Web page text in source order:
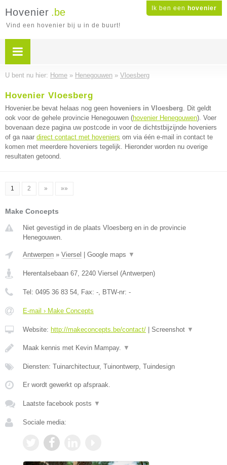
Ik ben een hovenier
Hovenier .be
Vind een hovenier bij u in de buurt!
U bent nu hier: Home » Henegouwen » Vloesberg
Hovenier Vloesberg
Hovenier.be bevat helaas nog geen hoveniers in Vloesberg. Dit geldt
ook voor de gehele provincie Henegouwen (hovenier Henegouwen). Voer
bovenaan deze pagina uw postcode in voor de dichtstbijzijnde hoveniers
of ga naar direct contact met hoveniers om via één e-mail in contact te
komen met meerdere hoveniers tegelijk. Hieronder worden nu overige
resultaten getoond.
1 2 » »»
Make Concepts
Niet gevestigd in de plaats Vloesberg en in de provincie
Henegouwen.
Antwerpen » Viersel Google maps ▼
Herentalsebaan 67, 2240 Viersel (Antwerpen)
Tel: 0495 36 83 54, Fax: -, BTW-nr: -
E-mail › Make Concepts
Website: http://makeconcepts.be/contact/ Screenshot ▼
Maak kennis met Kevin Mampay. ▼
Diensten: Tuinarchitectuur, Tuinontwerp, Tuindesign
Er wordt gewerkt op afspraak.
Laatste facebook posts ▼
Sociale media: